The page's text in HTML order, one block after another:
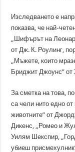
Изследването е
показва, че най-
„Шифърът на
от Дж. К. Роулинг,
„Мъжете, които
Бриджит Джоунс”
За сметка на това,
са чели нито едно
животните” от
Дикенс, „Ромео и
Уилям Шекспир,
убиеш